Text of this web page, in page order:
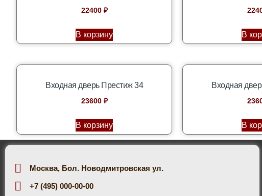
22400 ₽
В корзину В
Входная дверь Престиж 34
23600 ₽
В корзину
Входная
В
Москва, Бол. Новодмитровская ул.
+7 (495) 000-00-00